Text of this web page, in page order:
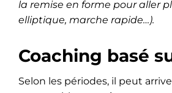
la remise en forme pour aller
elliptique, marche rapide…).
Coaching basé
Selon les périodes, il peut